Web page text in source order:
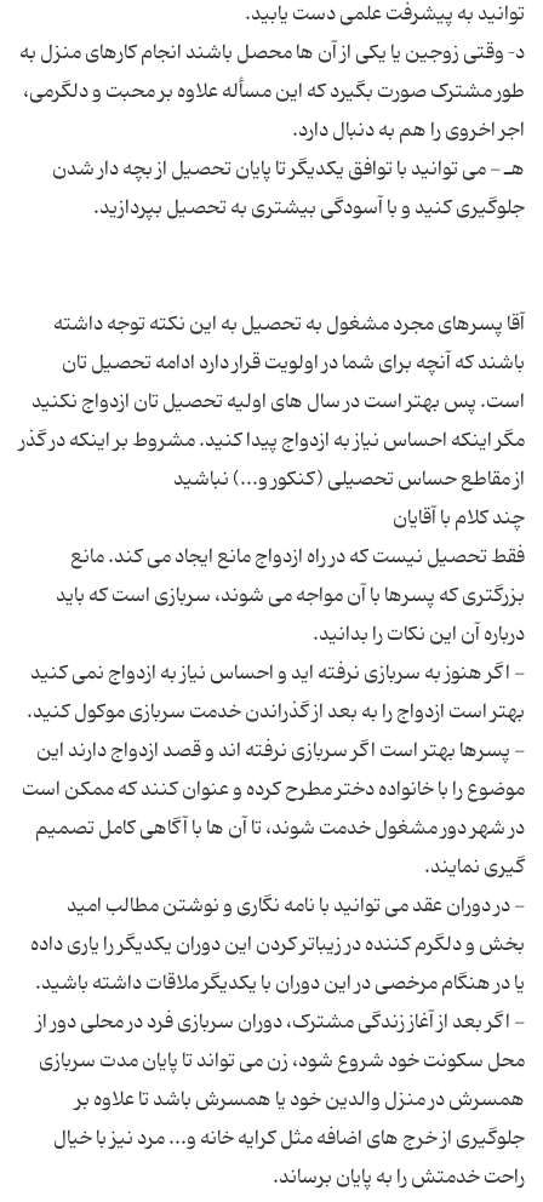
د– وقتی زوجین یا یکی از آن ها محصل باشند انجام کارهای منزل به
طور مشترک صورت بگیرد که این مسأله علاوه بر محبت و دلگرمی،
هـ - می توانید با توافق یکدیگر تا پایان تحصیل از بچه دار شدن
آقا پسرهای مجرد مشغول به تحصیل به این نکته توجه داشته
باشند که آنچه برای شما در اولویت قرار دارد ادامه تحصیل تان
است. پس بهتر است در سال های اولیه تحصیل تان ازدواج نکنید
مگر اینکه احساس نیاز به ازدواج پیدا کنید. مشروط بر اینکه در گذر
فقط تحصیل نیست که در راه ازدواج مانع ایجاد می کند. مانع
بزرگتری که پسرها با آن مواجه می شوند، سربازی است که باید
- اگر هنوز به سربازی نرفته اید و احساس نیاز به ازدواج نمی کنید
- پسرها بهتر است اگر سربازی نرفته اند و قصد ازدواج دارند این
موضوع را با خانواده دختر مطرح کرده و عنوان کنند که ممکن است
در شهر دور مشغول خدمت شوند، تا آن ها با آگاهی کامل تصمیم
- در دوران عقد می توانید با نامه نگاری و نوشتن مطالب امید
بخش و دلگرم کننده در زیباتر کردن این دوران یکدیگر را یاری داده
- اگر بعد از آغاز زندگی مشترک، دوران سربازی فرد در محلی دور از
محل سکونت خود شروع شود، زن می تواند تا پایان مدت سربازی
همسرش در منزل والدین خود یا همسرش باشد تا علاوه بر
جلوگیری از خرج های اضافه مثل کرایه خانه و... مرد نیز با خیال